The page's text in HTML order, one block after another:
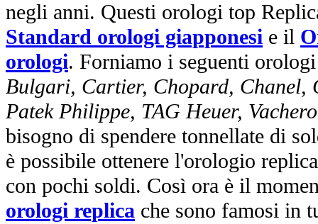
negli anni. Questi orologi top
Standard orologi giapponesi e il
orologi. Forniamo i seguenti
Bulgari, Cartier, Chopard, Chanel,
Patek Philippe, TAG Heuer,
bisogno di spendere tonnellate di
è possibile ottenere l'orologio
con pochi soldi. Così ora è il
orologi replica che sono famosi in